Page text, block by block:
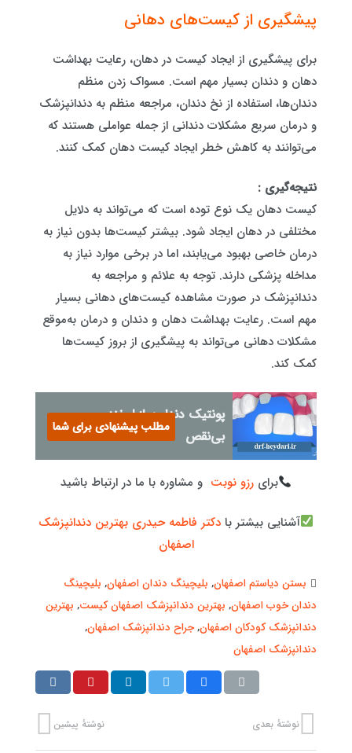
پیشگیری از کیست‌های دهانی
برای پیشگیری از ایجاد کیست در دهان، رعایت بهداشت
دهان و دندان بسیار مهم است. مسواک زدن منظم
دندان‌ها، استفاده از نخ دندان، مراجعه منظم به دندانپزشک
و درمان سریع مشکلات دندانی از جمله عواملی هستند که
می‌توانند به کاهش خطر ایجاد کیست دهان کمک کنند.
نتیجه‌گیری :
کیست دهان یک نوع توده است که می‌تواند به دلایل
مختلفی در دهان ایجاد شود. بیشتر کیست‌ها بدون نیاز به
درمان خاصی بهبود می‌یابند، اما در برخی موارد نیاز به
مداخله پزشکی دارند. توجه به علائم و مراجعه به
دندانپزشک در صورت مشاهده کیست‌های دهانی بسیار
مهم است. رعایت بهداشت دهان و دندان و درمان به‌موقع
مشکلات دهانی می‌تواند به پیشگیری از بروز کیست‌ها
کمک کند.
پونتیک دندان: راز لبخندی
بی‌نقص
مطلب پیشنهادی برای شما
برای رزو نوبت و مشاوره با ما در ارتباط باشید
آشنایی بیشتر بادکتر فاطمه حیدری بهترین دندانپزشک
اصفهان
بستن دیاستم اصفهان, بلیچینگ دندان اصفهان, بلیچینگ
دندان خوب اصفهان, بهترین دندانپزشک اصفهان کیست, بهترین
دندانپزشک کودکان اصفهان,جراح دندانپزشک اصفهان,
دندانپزشک اصفهان
نوشتهٔ پیشین نوشتهٔ بعدی